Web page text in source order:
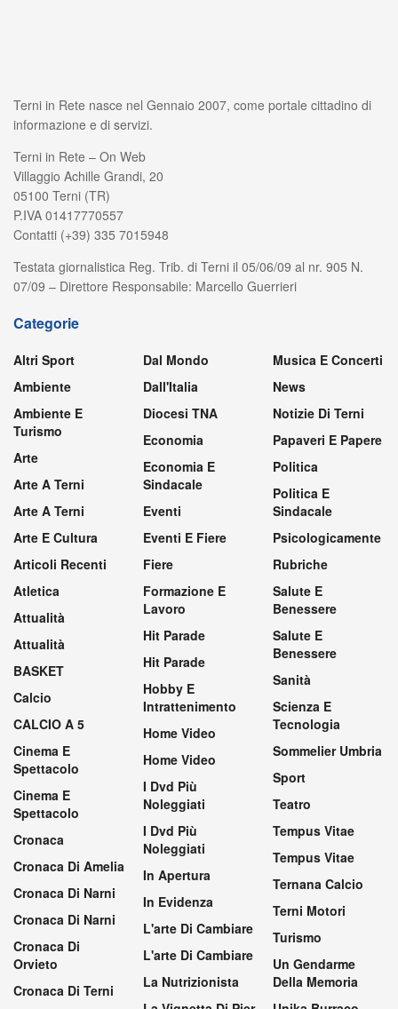
Terni in Rete nasce nel Gennaio 2007, come portale cittadino di
informazione e di servizi.
Terni in Rete – On Web
Villaggio Achille Grandi, 20
05100 Terni (TR)
P.IVA 01417770557
Contatti (+39) 335 7015948
Testata giornalistica Reg. Trib. di Terni il 05/06/09 al nr. 905 N.
07/09 – Direttore Responsabile: Marcello Guerrieri
Categorie
Altri Sport
Ambiente
Ambiente E
Turismo
Arte
Arte A Terni
Arte A Terni
Arte E Cultura
Articoli Recenti
Atletica
Attualità
Attualità
BASKET
Calcio
CALCIO A 5
Cinema E
Spettacolo
Cinema E
Spettacolo
Cronaca
Cronaca Di Amelia
Cronaca Di Narni
Cronaca Di Narni
Cronaca Di
Orvieto
Cronaca Di Terni
Dal Mondo
Dall'Italia
Diocesi TNA
Economia
Economia E
Sindacale
Eventi
Eventi E Fiere
Fiere
Formazione E
Lavoro
Hit Parade
Hit Parade
Hobby E
Intrattenimento
Home Video
Home Video
I Dvd Più
Noleggiati
I Dvd Più
Noleggiati
In Apertura
In Evidenza
L'arte Di Cambiare
L'arte Di Cambiare
La Nutrizionista
Musica E Concerti
News
Notizie Di Terni
Papaveri E Papere
Politica
Politica E
Sindacale
Psicologicamente
Rubriche
Salute E
Benessere
Salute E
Benessere
Sanità
Scienza E
Tecnologia
Sommelier Umbria
Sport
Teatro
Tempus Vitae
Tempus Vitae
Ternana Calcio
Terni Motori
Turismo
Un Gendarme
Della Memoria